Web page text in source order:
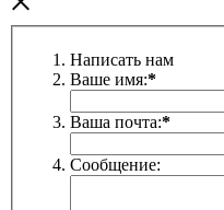
Написать нам
Ваше имя:*
Ваша почта:*
Сообщение: